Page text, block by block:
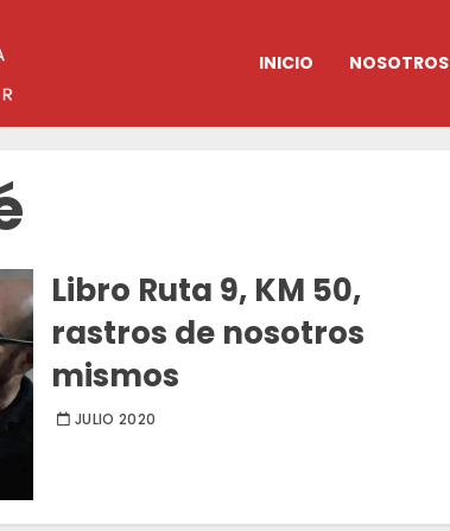
INICIO NOSOTROS
Libro Ruta 9, KM 50,
rastros de nosotros
mismos
JULIO 2020